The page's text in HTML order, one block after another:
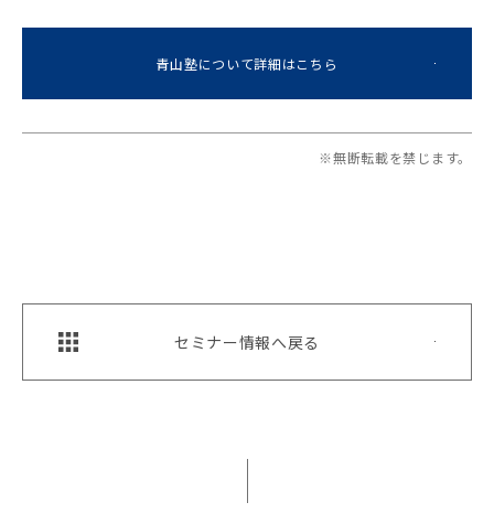
青山塾について詳細はこちら
※無断転載を禁じます。
セミナー情報へ戻る